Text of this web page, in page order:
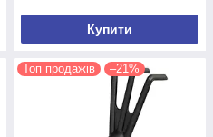
Купити
Топ продажів –21%